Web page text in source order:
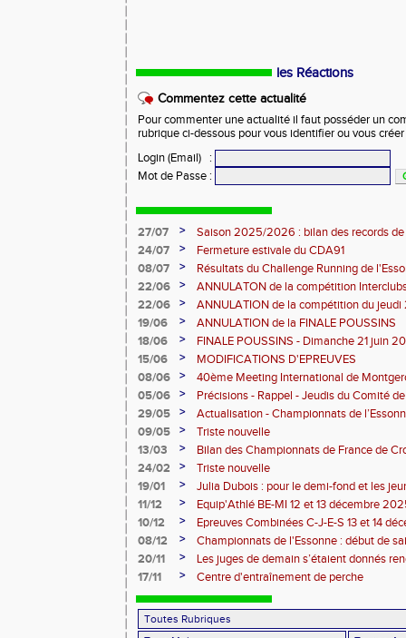
les Réactions
Commentez cette actualité
Pour commenter une actualité il faut posséder un
rubrique ci-dessous pour vous identifier ou vous
Login (Email)
:
Mot de Passe :
27/07 >
Saison 2025/2026 : bilan des records de
24/07
>
Fermeture estivale du CDA91
08/07
>
Résultats du Challenge Running de
12 07 2026)
22/06 >
ANNULATON de la compétition
juin
22/06 >
ANNULATION de la compétition du jeudi
19/06
>
ANNULATION de la FINALE POUSSINS
18/06
>
FINALE POUSSINS - Dimanche 21 juin
15/06
>
MODIFICATIONS D'EPREUVES
08/06
>
40ème Meeting International de
05/06
>
Précisions - Rappel - Jeudis du Comité
29/05
>
Actualisation - Championnats de
Montgeron
09/05 >
Triste nouvelle
13/03
>
Bilan des Championnats de France de
24/02
>
Triste nouvelle
19/01
>
Julia Dubois : pour le demi-fond et les
11/12
>
Equip'Athlé BE-MI 12 et 13 décembre
10/12
>
Epreuves Combinées C-J-E-S 13 et 14
08/12
>
Championnats de l'Essonne : début de
roues
20/11 >
Les juges de demain s’étaient donnés
17/11
> Centre d'entraînement de perche